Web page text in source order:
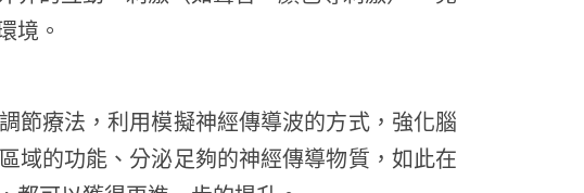
境。
節療法，利用模擬神經傳導波的方式，強化腦
域的功能、分泌足夠的神經傳導物質，如此在